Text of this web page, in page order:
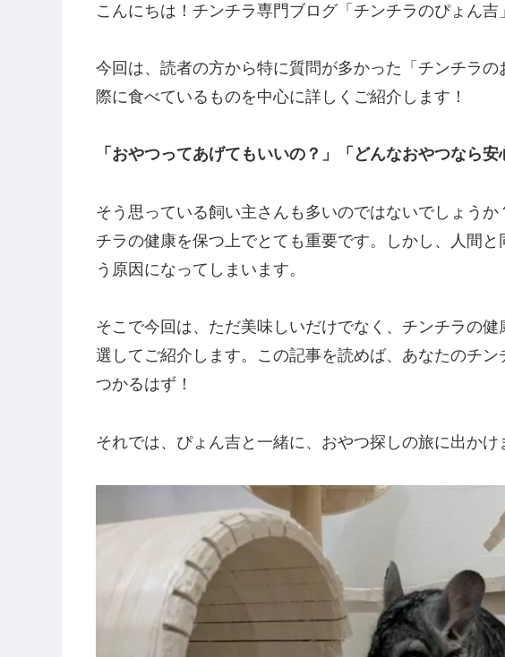
こんにちは！チンチラ専門ブログ「チンチラのぴょん
今回は、読者の方から特に質問が多かった「チンチラ
際に食べているものを中心に詳しくご紹介します！
「おやつってあげてもいいの？」「どんなおやつなら安
そう思っている飼い主さんも多いのではないでしょう
チラの健康を保つ上でとても重要です。しかし、人間
う原因になってしまいます。
そこで今回は、ただ美味しいだけでなく、チンチラの
選してご紹介します。この記事を読めば、あなたのチ
つかるはず！
それでは、ぴょん吉と一緒に、おやつ探しの旅に出かけ